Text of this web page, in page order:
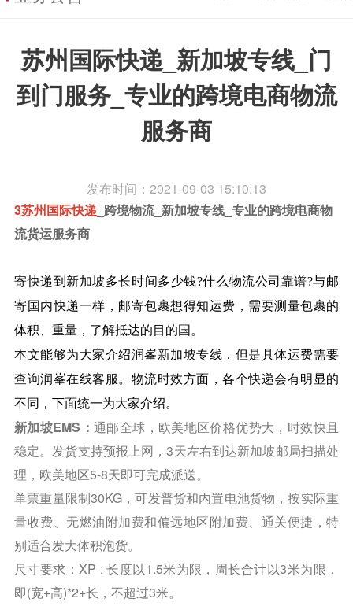
苏州国际快递_新加坡专线_门
到门服务_专业的跨境电商物流
服务商
发布时间：2021-09-03 15:10:13
3苏州国际快递 _跨境物流_新加坡专线_专业的跨境电商物
流货运服务商
寄快递到新加坡多长时间多少钱?什么物流公司靠谱?与邮
寄国内快递一样，邮寄包裹想得知运费，需要测量包裹的
体积、重量，了解抵达的目的国。
本文能够为大家介绍润峯新加坡专线，但是具体运费需要
查询润峯在线客服。物流时效方面，各个快递会有明显的
不同，下面统一为大家介绍。
新加坡EMS： 通邮全球，欧美地区价格优势大，时效快且
稳定。发货支持预报上网，3天左右到达新加坡邮局扫描处
理，欧美地区5-8天即可完成派送。
单票重量限制30KG，可发普货和内置电池货物，按实际重
量收费、无燃油附加费和偏远地区附加费、通关便捷，特
别适合发大体积泡货。
尺寸要求：XP : 长度以1.5米为限，周长合计以3米为限，
即(宽+高)*2+长，不超过3米。